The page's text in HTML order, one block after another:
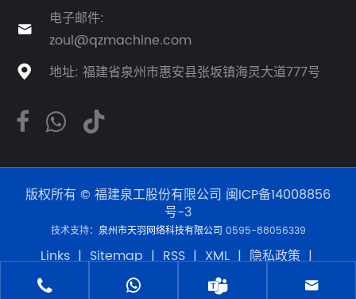

电子邮件:
zoul@qzmachine.com
 地址: 福建省泉州市惠安县张坂镇海灵大道777号
版权所有 © 福建泉工股份有限公司 闽ICP备14008856
号-3
技术支持： 泉州市天羽网络科技有限公司 0595-88056339
Links | Sitemap | RSS | XML | 隐私政策 |
   